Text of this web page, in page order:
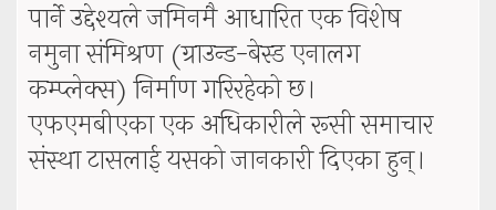
पार्ने उद्देश्यले जमिनमै आधारित एक विशेष
नमुना संमिश्रण (ग्राउन्ड-बेस्ड एनालग
कम्प्लेक्स) निर्माण गरिरहेको छ।
एफएमबीएका एक अधिकारीले रूसी समाचार
संस्था टासलाई यसको जानकारी दिएका हुन्।